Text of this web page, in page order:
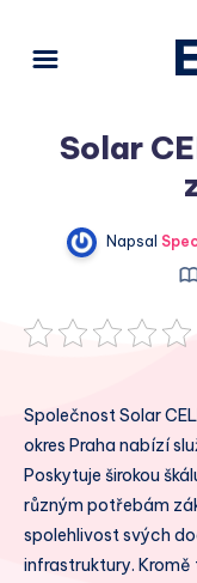
Solar
Napsal
Společnost Solar
okres Praha nabízí
Poskytuje širokou
různým potřebám
spolehlivost svých
infrastruktury. Kromě